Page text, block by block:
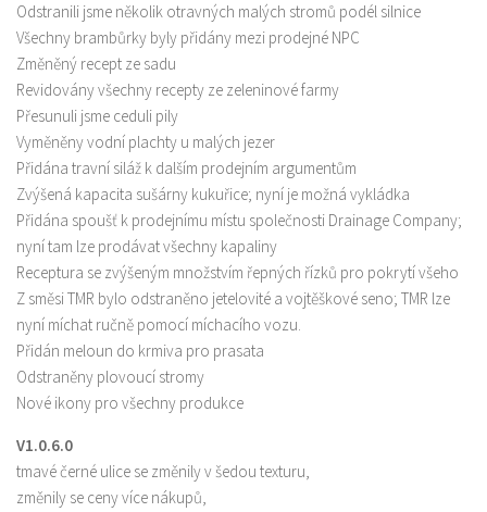
Odstranili jsme několik otravných malých stromů podél silnice
Všechny brambůrky byly přidány mezi prodejné NPC
Změněný recept ze sadu
Revidovány všechny recepty ze zeleninové farmy
Přesunuli jsme ceduli pily
Vyměněny vodní plachty u malých jezer
Přidána travní siláž k dalším prodejním argumentům
Zvýšená kapacita sušárny kukuřice; nyní je možná vykládka
Přidána spoušť k prodejnímu místu společnosti Drainage Company;
nyní tam lze prodávat všechny kapaliny
Receptura se zvýšeným množstvím řepných řízků pro pokrytí všeho
Z směsi TMR bylo odstraněno jetelovité a vojtěškové seno; TMR lze
nyní míchat ručně pomocí míchacího vozu.
Přidán meloun do krmiva pro prasata
Odstraněny plovoucí stromy
Nové ikony pro všechny produkce
V1.0.6.0
tmavé černé ulice se změnily v šedou texturu,
změnily se ceny více nákupů,